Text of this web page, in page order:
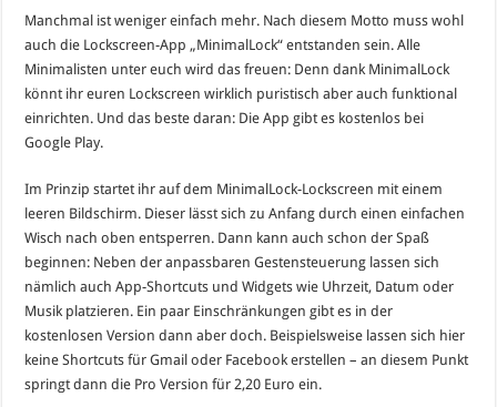
Manchmal ist weniger einfach mehr. Nach diesem Motto muss wohl
auch die Lockscreen-App „MinimalLock“ entstanden sein. Alle
Minimalisten unter euch wird das freuen: Denn dank MinimalLock
könnt ihr euren Lockscreen wirklich puristisch aber auch funktional
einrichten. Und das beste daran: Die App gibt es kostenlos bei
Google Play.
Im Prinzip startet ihr auf dem MinimalLock-Lockscreen mit einem
leeren Bildschirm. Dieser lässt sich zu Anfang durch einen einfachen
Wisch nach oben entsperren. Dann kann auch schon der Spaß
beginnen: Neben der anpassbaren Gestensteuerung lassen sich
nämlich auch App-Shortcuts und Widgets wie Uhrzeit, Datum oder
Musik platzieren. Ein paar Einschränkungen gibt es in der
kostenlosen Version dann aber doch. Beispielsweise lassen sich hier
keine Shortcuts für Gmail oder Facebook erstellen – an diesem Punkt
springt dann die Pro Version für 2,20 Euro ein.